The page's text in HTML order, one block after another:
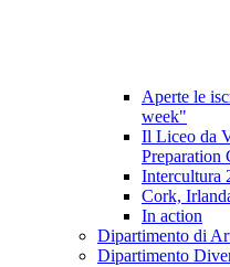
Aperte le
week"
Il Liceo da
Preparation
Intercultura
Cork,
In action
Dipartimento di
Dipartimento